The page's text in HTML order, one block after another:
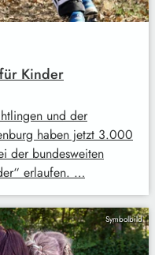
Kinder
und der
haben jetzt 3.000
der bundesweiten
erlaufen. …
Symbolbild